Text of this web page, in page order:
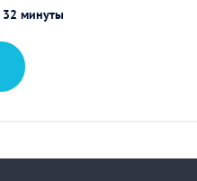
32 минуты